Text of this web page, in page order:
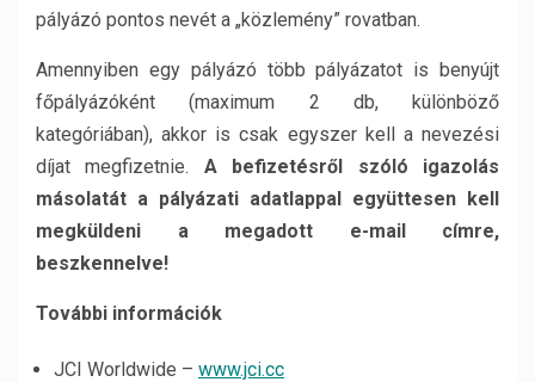
pályázó pontos nevét a „közlemény” rovatban.
Amennyiben egy pályázó több pályázatot is benyújt
főpályázóként (maximum 2 db, különböző
kategóriában), akkor is csak egyszer kell a nevezési
díjat megfizetnie. A befizetésről szóló igazolás
másolatát a pályázati adatlappal együttesen kell
megküldeni a megadott e-mail címre,
beszkennelve!
További információk
JCI Worldwide – www.jci.cc